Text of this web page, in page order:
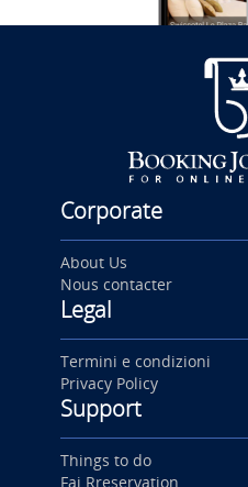
Corporate
About Us
Nous contacter
Legal
Termini e condizioni
Privacy Policy
Support
Things to do
Fai Rreservation